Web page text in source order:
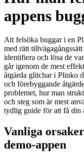
appens
Att felsöka buggar i en
med rätt
identifiera och lösa de
går igenom de mest
åtgärda glitchar i Plinko
och förebyggande
problemet, hur man
och steg som är mest
tydlig guide för att få din
Vanliga
demo-appen